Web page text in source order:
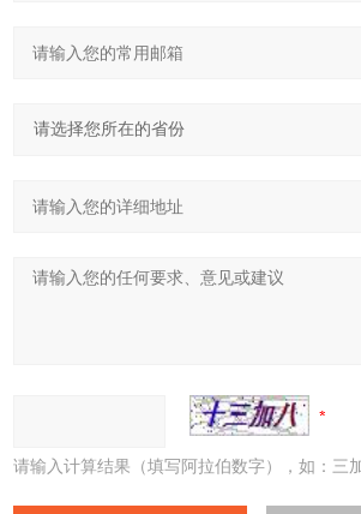
请输入计算结果（填写阿拉伯数字），如：三